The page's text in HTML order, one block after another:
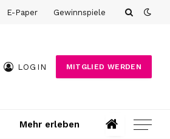
E-Paper Gewinnspiele
LOGIN MITGLIED WERDEN
Mehr erleben